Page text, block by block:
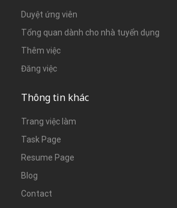
Duyệt ứng viên
Tổng quan dành cho nhà tuyển dụng
Thêm việc
Đăng việc
Thông tin khác
Trang việc làm
Task Page
Resume Page
Blog
Contact